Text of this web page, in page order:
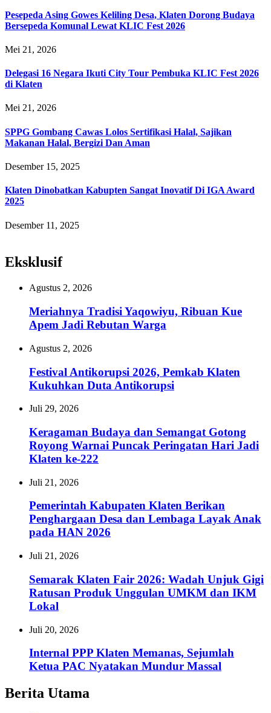
Pesepeda Asing Gowes Keliling Desa, Klaten Dorong Budaya
Bersepeda Komunal Lewat KLIC Fest 2026
Mei 21, 2026
Delegasi 16 Negara Ikuti City Tour Pembuka KLIC Fest 2026
di Klaten
Mei 21, 2026
SPPG Gombang Cawas Lolos Sertifikasi Halal, Sajikan
Makanan Halal, Bergizi Dan Aman
Desember 15, 2025
Klaten Dinobatkan Kabupten Sangat Inovatif Di IGA Award
2025
Desember 11, 2025
Eksklusif
Agustus 2, 2026
Meriahnya Tradisi Yaqowiyu, Ribuan Kue
Apem Jadi Rebutan Warga
Agustus 2, 2026
Festival Antikorupsi 2026, Pemkab Klaten
Kukuhkan Duta Antikorupsi
Juli 29, 2026
Keragaman Budaya dan Semangat Gotong
Royong Warnai Puncak Peringatan Hari Jadi
Klaten ke-222
Juli 21, 2026
Pemerintah Kabupaten Klaten Berikan
Penghargaan Desa dan Lembaga Layak Anak
pada HAN 2026
Juli 21, 2026
Semarak Klaten Fair 2026: Wadah Unjuk Gigi
Ratusan Produk Unggulan UMKM dan IKM
Lokal
Juli 20, 2026
Internal PPP Klaten Memanas, Sejumlah
Ketua PAC Nyatakan Mundur Massal
Berita Utama